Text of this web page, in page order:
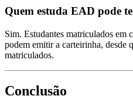
Quem estuda EAD pode
Sim. Estudantes matriculados em
podem emitir a carteirinha, desde
matriculados.
Conclusão